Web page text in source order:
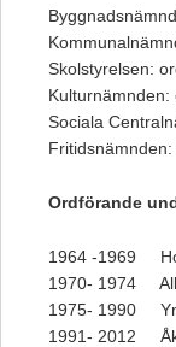
Skolstyrelsen:
Kulturnämnden:
Sociala
Ordförande
1964 -1969
1970- 1974
1975- 1990
1991- 2012